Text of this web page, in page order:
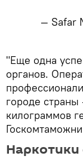
— Safar
"Еще одна
органов.
городе
килограммов
Наркотики